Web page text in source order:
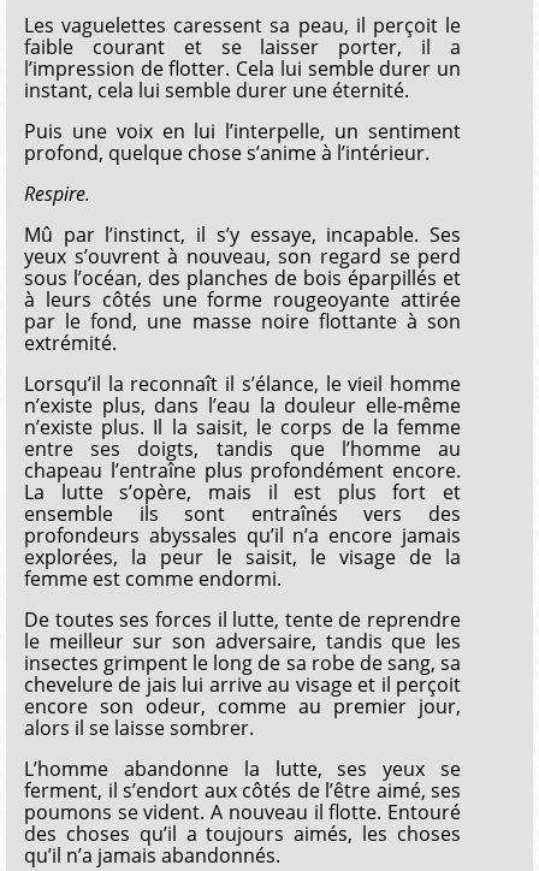
Les vaguelettes caressent sa peau, il perçoit le
faible courant et se laisser porter, il a
l’impression de flotter. Cela lui semble durer un
instant, cela lui semble durer une éternité.
Puis une voix en lui l’interpelle, un sentiment
profond, quelque chose s’anime à l’intérieur.
Respire.
Mû par l’instinct, il s’y essaye, incapable. Ses
yeux s’ouvrent à nouveau, son regard se perd
sous l’océan, des planches de bois éparpillés et
à leurs côtés une forme rougeoyante attirée
par le fond, une masse noire flottante à son
extrémité.
Lorsqu’il la reconnaît il s’élance, le vieil homme
n’existe plus, dans l’eau la douleur elle-même
n’existe plus. Il la saisit, le corps de la femme
entre ses doigts, tandis que l’homme au
chapeau l’entraîne plus profondément encore.
La lutte s’opère, mais il est plus fort et
ensemble ils sont entraînés vers des
profondeurs abyssales qu’il n’a encore jamais
explorées, la peur le saisit, le visage de la
femme est comme endormi.
De toutes ses forces il lutte, tente de reprendre
le meilleur sur son adversaire, tandis que les
insectes grimpent le long de sa robe de sang, sa
chevelure de jais lui arrive au visage et il perçoit
encore son odeur, comme au premier jour,
alors il se laisse sombrer.
L’homme abandonne la lutte, ses yeux se
ferment, il s’endort aux côtés de l’être aimé, ses
poumons se vident. A nouveau il flotte. Entouré
des choses qu’il a toujours aimés, les choses
qu’il n’a jamais abandonnés.